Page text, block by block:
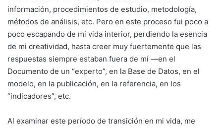
información, procedimientos de estudio, metodología,
métodos de análisis, etc. Pero en este proceso fui poco a
poco escapando de mi vida interior, perdiendo la esencia
de mi creatividad, hasta creer muy fuertemente que las
respuestas siempre estaban fuera de mí —en el
Documento de un “experto”, en la Base de Datos, en el
modelo, en la publicación, en la referencia, en los
“indicadores”, etc.
Al examinar este período de transición en mi vida, me